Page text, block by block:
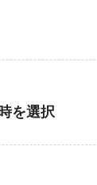
を選択